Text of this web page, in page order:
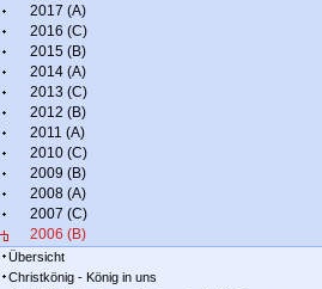
2017 (A)
2016 (C)
2015 (B)
2014 (A)
2013 (C)
2012 (B)
2011 (A)
2010 (C)
2009 (B)
2008 (A)
2007 (C)
2006 (B)
Übersicht
Christkönig - König in uns